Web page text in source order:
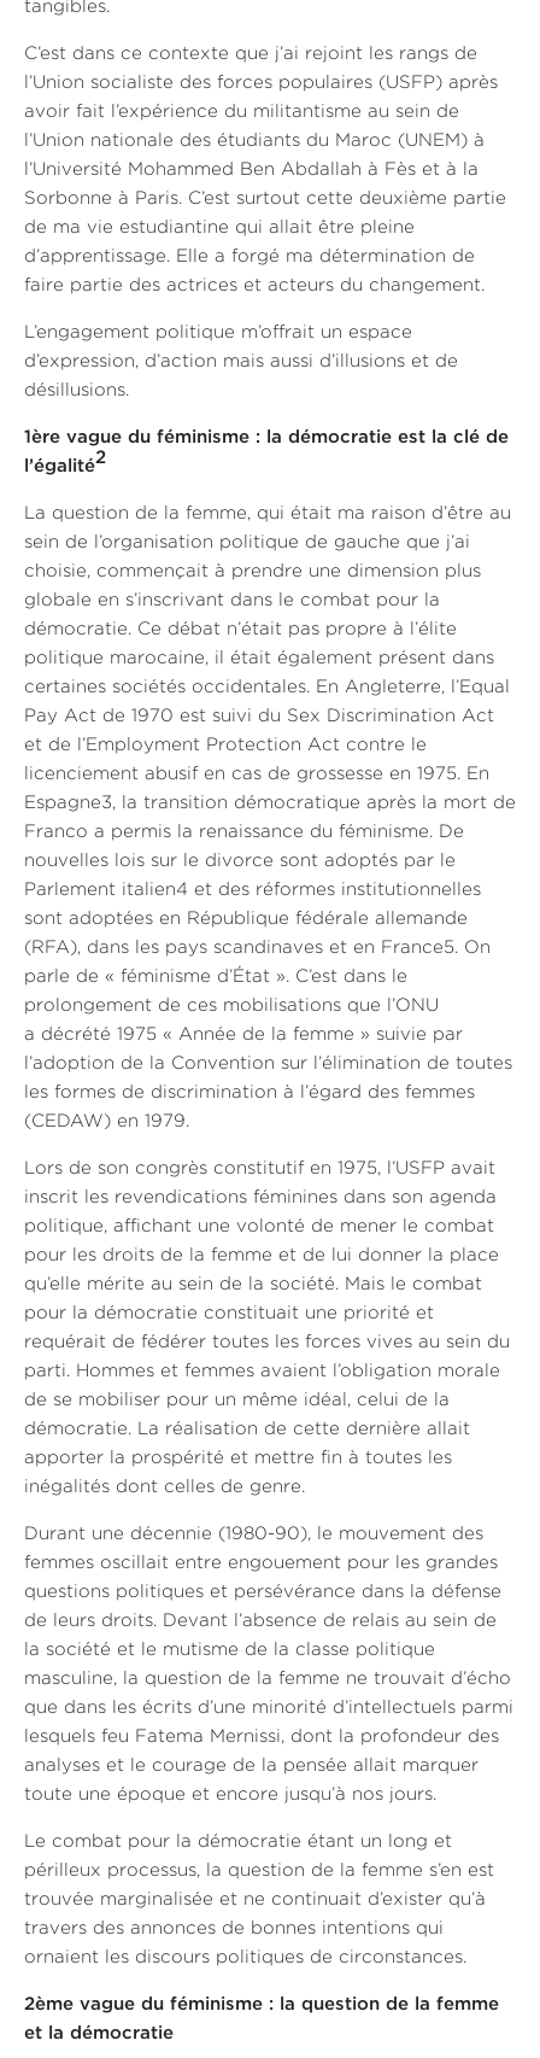
tangibles.
C’est dans ce contexte que j’ai rejoint les rangs de
l’Union socialiste des forces populaires (USFP) après
avoir fait l’expérience du militantisme au sein de
l’Union nationale des étudiants du Maroc (UNEM) à
l’Université Mohammed Ben Abdallah à Fès et à la
Sorbonne à Paris. C’est surtout cette deuxième partie
de ma vie estudiantine qui allait être pleine
d’apprentissage. Elle a forgé ma détermination de
faire partie des actrices et acteurs du changement.
L’engagement politique m’offrait un espace
d’expression, d’action mais aussi d’illusions et de
désillusions.
1ère vague du féminisme : la démocratie est la clé de
l’égalité
2
La question de la femme, qui était ma raison d’être au
sein de l’organisation politique de gauche que j’ai
choisie, commençait à prendre une dimension plus
globale en s’inscrivant dans le combat pour la
démocratie. Ce débat n’était pas propre à l’élite
politique marocaine, il était également présent dans
certaines sociétés occidentales. En Angleterre, l’Equal
Pay Act de 1970 est suivi du Sex Discrimination Act
et de l’Employment Protection Act contre le
licenciement abusif en cas de grossesse en 1975. En
Espagne3, la transition démocratique après la mort de
Franco a permis la renaissance du féminisme. De
nouvelles lois sur le divorce sont adoptés par le
Parlement italien4 et des réformes institutionnelles
sont adoptées en République fédérale allemande
(RFA), dans les pays scandinaves et en France5. On
parle de « féminisme d’État ». C’est dans le
prolongement de ces mobilisations que l’ONU
a décrété 1975 « Année de la femme » suivie par
l’adoption de la Convention sur l’élimination de toutes
les formes de discrimination à l’égard des femmes
(CEDAW) en 1979.
Lors de son congrès constitutif en 1975, l’USFP avait
inscrit les revendications féminines dans son agenda
politique, affichant une volonté de mener le combat
pour les droits de la femme et de lui donner la place
qu’elle mérite au sein de la société. Mais le combat
pour la démocratie constituait une priorité et
requérait de fédérer toutes les forces vives au sein du
parti. Hommes et femmes avaient l’obligation morale
de se mobiliser pour un même idéal, celui de la
démocratie. La réalisation de cette dernière allait
apporter la prospérité et mettre fin à toutes les
inégalités dont celles de genre.
Durant une décennie (1980-90), le mouvement des
femmes oscillait entre engouement pour les grandes
questions politiques et persévérance dans la défense
de leurs droits. Devant l’absence de relais au sein de
la société et le mutisme de la classe politique
masculine, la question de la femme ne trouvait d’écho
que dans les écrits d’une minorité d’intellectuels parmi
lesquels feu Fatema Mernissi, dont la profondeur des
analyses et le courage de la pensée allait marquer
toute une époque et encore jusqu’à nos jours.
Le combat pour la démocratie étant un long et
périlleux processus, la question de la femme s’en est
trouvée marginalisée et ne continuait d’exister qu’à
travers des annonces de bonnes intentions qui
ornaient les discours politiques de circonstances.
2ème vague du féminisme : la question de la femme
et la démocratie